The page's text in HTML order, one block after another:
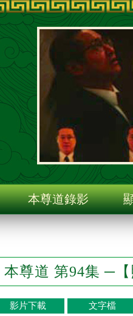
本尊道錄影
本尊道 第94集 ─【
影片下載 文字檔